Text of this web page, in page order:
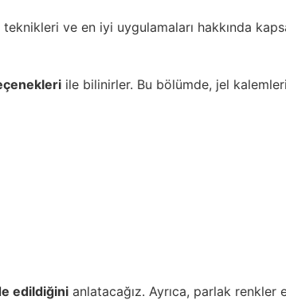
ve en iyi uygulamaları hakkında
ile bilinirler. Bu bölümde, jel
edildiğini anlatacağız. Ayrıca, parlak renkler